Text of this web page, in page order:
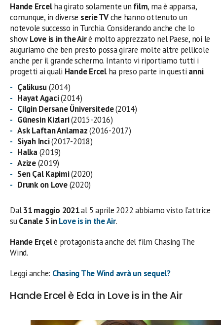
Hande Ercelha girato solamente un film, ma è apparsa,
comunque, in diverse serie TVche hanno ottenuto un
notevole successo in Turchia. Considerando anche che lo
show Love is in the Airè molto apprezzato nel Paese, noi le
auguriamo che ben presto possa girare molte altre pellicole
anche per il grande schermo. Intanto vi riportiamo tutti i
progetti ai quali Hande Ercelha preso parte in questi anni.
Çalikusu(2014)
Hayat Agaci(2014)
Çilgin Dersane Üniversitede(2014)
Günesin Kizlari(2015-2016)
Ask Laftan Anlamaz(2016-2017)
Siyah Inci(2017-2018)
Halka(2019)
Azize(2019)
Sen Çal Kapimi(2020)
Drunk on Love(2020)
Dal31 maggio 2021al 5 aprile 2022 abbiamo visto l’attrice
suCanale 5 inLove is in the Air.
Hande Erçelè protagonista anche del film Chasing The
Wind.
Leggi anche: Chasing The Wind avrà un sequel?
Hande Ercel è Eda in Love is in the Air